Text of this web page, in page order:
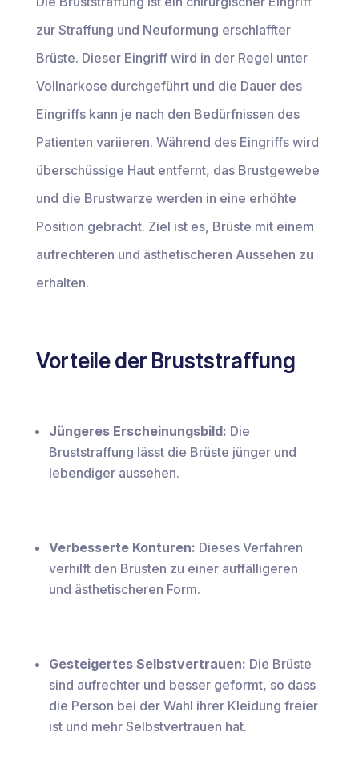
zur Straffung und Neuformung erschlaffter
Brüste. Dieser Eingriff wird in der Regel unter
Vollnarkose durchgeführt und die Dauer des
Eingriffs kann je nach den Bedürfnissen des
Patienten variieren. Während des Eingriffs wird
überschüssige Haut entfernt, das Brustgewebe
und die Brustwarze werden in eine erhöhte
Position gebracht. Ziel ist es, Brüste mit einem
aufrechteren und ästhetischeren Aussehen zu
erhalten.
Vorteile der Bruststraffung
Jüngeres Erscheinungsbild: Die
Bruststraffung lässt die Brüste jünger und
lebendiger aussehen.
Verbesserte Konturen: Dieses Verfahren
verhilft den Brüsten zu einer auffälligeren
und ästhetischeren Form.
Gesteigertes Selbstvertrauen: Die Brüste
sind aufrechter und besser geformt, so dass
die Person bei der Wahl ihrer Kleidung freier
ist und mehr Selbstvertrauen hat.